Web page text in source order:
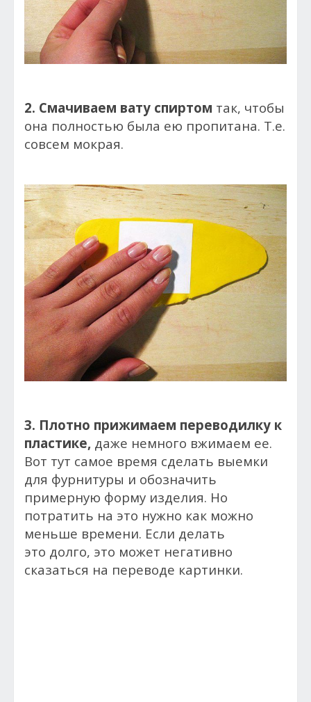
2. Смачиваем вату спиртом так, чтобы
она полностью была ею пропитана. Т.е.
совсем мокрая.
3. Плотно прижимаем переводилку к
пластике, даже немного вжимаем ее.
Вот тут самое время сделать выемки
для фурнитуры и обозначить
примерную форму изделия. Но
потратить на это нужно как можно
меньше времени. Если делать
это долго, это может негативно
сказаться на переводе картинки.